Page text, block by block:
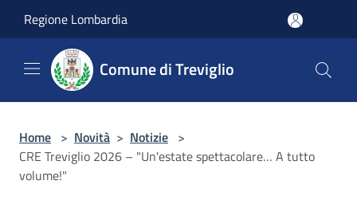
Regione Lombardia
Comune di Treviglio
Home > Novità > Notizie >
CRE Treviglio 2026 – "Un'estate spettacolare… A tutto
volume!"